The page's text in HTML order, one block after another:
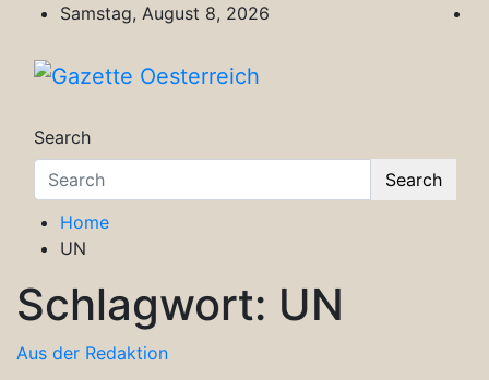
content
Samstag, August 8, 2026
Search
Search
Home
UN
Schlagwort: UN
Aus der Redaktion